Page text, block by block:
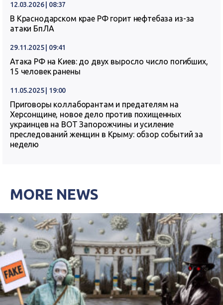
12.03.2026 | 08:37
В Краснодарском крае РФ горит нефтебаза из-за
атаки БпЛА
29.11.2025 | 09:41
Атака РФ на Киев: до двух выросло число погибших,
15 человек ранены
11.05.2025 | 19:00
Приговоры коллаборантам и предателям на
Херсонщине, новое дело против похищенных
украинцев на ВОТ Запорожчины и усиление
преследований женщин в Крыму: обзор событий за
неделю
MORE NEWS